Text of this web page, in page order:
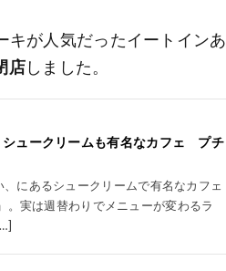
キが人気だったイートイン
店しました。
シュークリームも有名なカフェ プチ
にあるシュークリームで有名なカフェ
実は週替わりでメニューが変わるラ